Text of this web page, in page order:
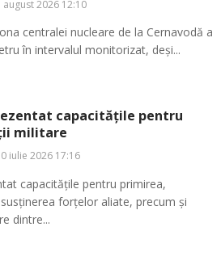
august 2026 12:10
centralei nucleare de la Cernavodă a
în intervalul monitorizat, deși...
capacitățile pentru
militare
iulie 2026 17:16
capacitățile pentru primirea,
forțelor aliate, precum și
dintre...